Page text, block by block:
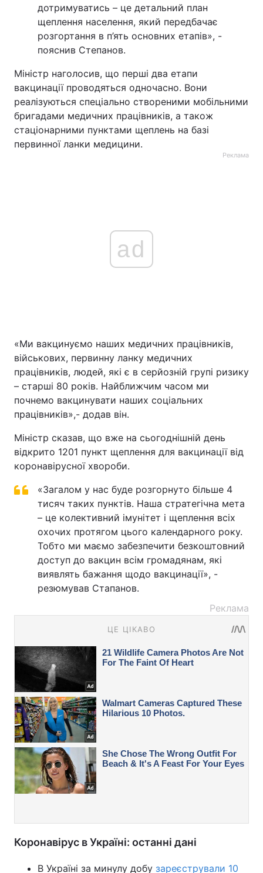
дотримуватись – це детальний план
щеплення населення, який передбачає
розгортання в п’ять основних етапів», -
пояснив Степанов.
Міністр наголосив, що перші два етапи
вакцинації проводяться одночасно. Вони
реалізуються спеціально створеними мобільними
бригадами медичних працівників, а також
стаціонарними пунктами щеплень на базі
первинної ланки медицини.
Реклама
ad
«Ми вакцинуємо наших медичних працівників,
військових, первинну ланку медичних
працівників, людей, які є в серйозній групі ризику
– старші 80 років. Найближчим часом ми
почнемо вакцинувати наших соціальних
працівників»,- додав він.
Міністр сказав, що вже на сьогоднішній день
відкрито 1201 пункт щеплення для вакцинації від
коронавірусної хвороби.
«Загалом у нас буде розгорнуто більше 4
тисяч таких пунктів. Наша стратегічна мета
– це колективний імунітет і щеплення всіх
охочих протягом цього календарного року.
Тобто ми маємо забезпечити безкоштовний
доступ до вакцин всім громадянам, які
виявлять бажання щодо вакцинації», -
резюмував Стапанов.
Реклама
Коронавірус в Україні: останні дані
В Україні за минулу добу зареєстрували 10